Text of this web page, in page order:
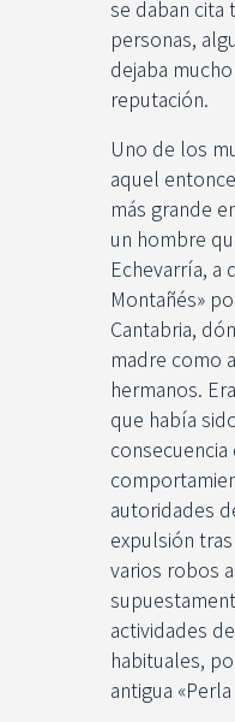
se daban
personas,
dejaba
reputación.
Uno de los
aquel
más grande
un hombre
Echevarría, a
Montañés»
Cantabria,
madre como
hermanos.
que había
autoridades
expulsión
varios robos
actividades
habituales,
antigua